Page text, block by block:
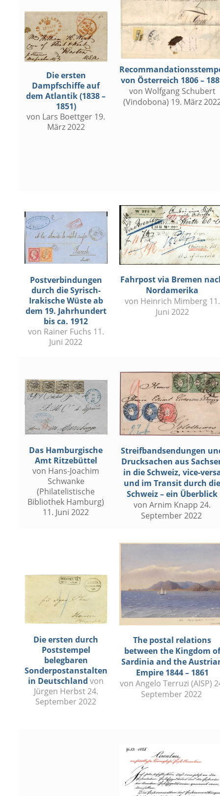
Die ersten
Dampfschiffe auf
dem Atlantik (1838 –
1851)
von Lars Boettger 19.
März 2022
von Österreich 1806 –
von Wolfgang Schubert
(Vindobona) 19. März
Postverbindungen
durch die Syrisch-
Irakische Wüste ab
dem 19. Jahrhundert
bis ca. 1912
von Rainer Fuchs 11.
Juni 2022
Fahrpost via Bremen
Nordamerika
von Heinrich Mimberg 11.
Juni 2022
Das Hamburgische
Amt Ritzebüttel
von Hans-Joachim
Schwanke
(Philatelistische
Bibliothek Hamburg)
11. Juni 2022
Streifbandsendungen
Drucksachen aus
in die Schweiz, vice-
und im Transit durch die
Schweiz – ein Überblick
von Arnim Knapp 24.
September 2022
Die ersten durch
Poststempel
belegbaren
Sonderpostanstalten
in Deutschland von
Jürgen Herbst 24.
September 2022
The postal relations
between the Kingdom of
Sardinia and the
Empire 1844 – 1861
von Angelo Terruzi (AISP)
September 2022